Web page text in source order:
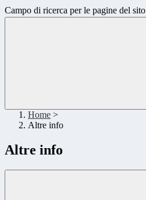
Campo di ricerca per le pagine del sito
Home >
Altre info
Altre info